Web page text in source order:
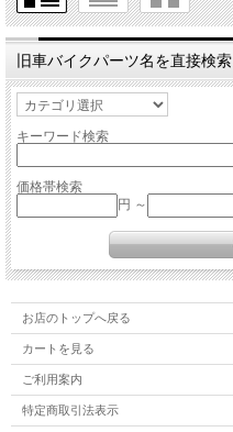
旧車バイクパーツ名を直接検索
キーワード検索
価格帯検索
円 ～
お店のトップへ戻る
カートを見る
ご利用案内
特定商取引法表示